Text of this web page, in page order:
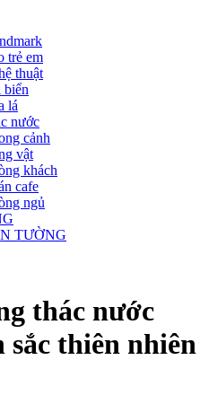
trẻ em
thuật
biển
lá
nước
cảnh
vật
khách
cafe
ngủ
TƯỜNG
thác nước
sắc thiên nhiên